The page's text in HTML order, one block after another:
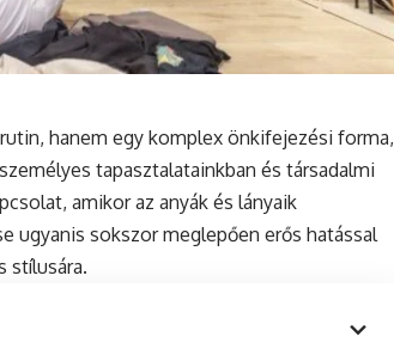
hanem egy komplex önkifejezési forma,
tapasztalatainkban és társadalmi
amikor az anyák és lányaik
ugyanis sokszor meglepően erős hatással
stílusára.